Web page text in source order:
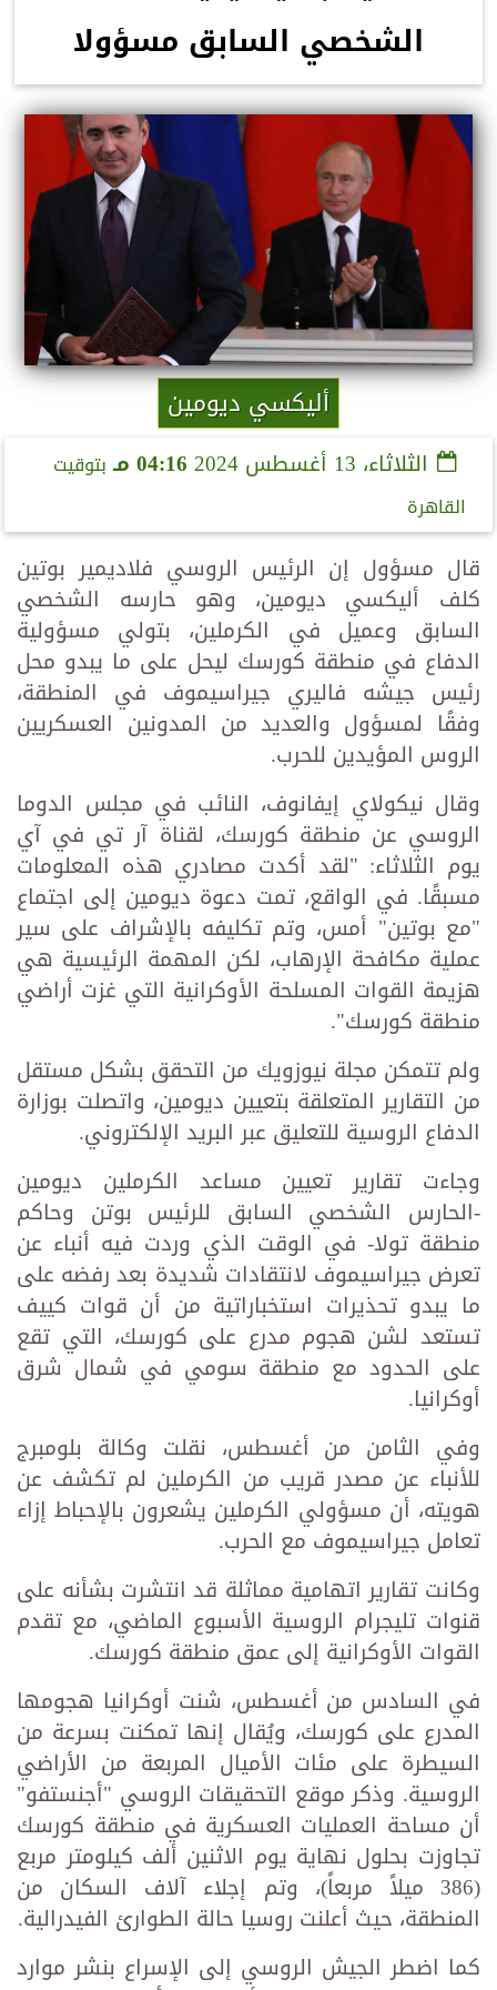
الشخصي السابق مسؤولا
أليكسي ديومين
الثلاثاء، 13 أغسطس 2024 04:16 مـ
بتوقيت
القاهرة
قال مسؤول إن الرئيس الروسي فلاديمير بوتين
كلف أليكسي ديومين، وهو حارسه الشخصي
السابق وعميل في الكرملين، بتولي مسؤولية
الدفاع في منطقة كورسك ليحل على ما يبدو محل
رئيس جيشه فاليري جيراسيموف في المنطقة،
وفقًا لمسؤول والعديد من المدونين العسكريين
الروس المؤيدين للحرب.
وقال نيكولاي إيفانوف، النائب في مجلس الدوما
الروسي عن منطقة كورسك، لقناة آر تي في آي
يوم الثلاثاء: "لقد أكدت مصادري هذه المعلومات
مسبقًا. في الواقع، تمت دعوة ديومين إلى اجتماع
"مع بوتين" أمس، وتم تكليفه بالإشراف على سير
عملية مكافحة الإرهاب، لكن المهمة الرئيسية هي
هزيمة القوات المسلحة الأوكرانية التي غزت أراضي
منطقة كورسك".
ولم تتمكن مجلة نيوزويك من التحقق بشكل مستقل
من التقارير المتعلقة بتعيين ديومين، واتصلت بوزارة
الدفاع الروسية للتعليق عبر البريد الإلكتروني.
وجاءت تقارير تعيين مساعد الكرملين ديومين
-الحارس الشخصي السابق للرئيس بوتن وحاكم
منطقة تولا- في الوقت الذي وردت فيه أنباء عن
تعرض جيراسيموف لانتقادات شديدة بعد رفضه على
ما يبدو تحذيرات استخباراتية من أن قوات كييف
تستعد لشن هجوم مدرع على كورسك، التي تقع
على الحدود مع منطقة سومي في شمال شرق
أوكرانيا.
وفي الثامن من أغسطس، نقلت وكالة بلومبرج
للأنباء عن مصدر قريب من الكرملين لم تكشف عن
هويته، أن مسؤولي الكرملين يشعرون بالإحباط إزاء
تعامل جيراسيموف مع الحرب.
وكانت تقارير اتهامية مماثلة قد انتشرت بشأنه على
قنوات تليجرام الروسية الأسبوع الماضي، مع تقدم
القوات الأوكرانية إلى عمق منطقة كورسك.
في السادس من أغسطس، شنت أوكرانيا هجومها
المدرع على كورسك، ويُقال إنها تمكنت بسرعة من
السيطرة على مئات الأميال المربعة من الأراضي
الروسية. وذكر موقع التحقيقات الروسي "أجنستفو"
أن مساحة العمليات العسكرية في منطقة كورسك
تجاوزت بحلول نهاية يوم الاثنين ألف كيلومتر مربع
(386 ميلاً مربعاً)، وتم إجلاء آلاف السكان من
المنطقة، حيث أعلنت روسيا حالة الطوارئ الفيدرالية.
كما اضطر الجيش الروسي إلى الإسراع بنشر موارد